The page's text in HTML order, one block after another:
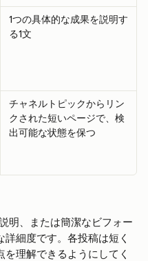
1つの具体的な成果を説明す
る1文
チャネルトピックからリン
クされた短いページで、検
出可能な状態を保つ
明、または簡潔なビフォー
細度です。各投稿は短く
理解できるようにしてく